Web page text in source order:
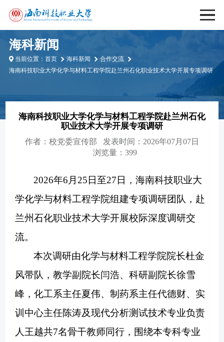
海科新闻
当前位置：首页 海科新闻
合作交流
海南科技职业大学化学与材料工程学院赴兰州石化职业技术大学开展专项调研
海南科技职业大学化学与材料工程学院赴兰州石化
职业技术大学开展专项调研
作者：校党委宣传部
发表时间：2026年07月07日
浏览量：399
2026年6月25日至27日，海南科技职业大
学化学与材料工程学院组建专项调研团队，赴
兰州石化职业技术大学开展校际深度调研交
流。
本次调研由化学与材料工程学院院长杜金
风带队，教学副院长闫浩、科研副院长徐雪
峰，化工系主任夏伟、制药系主任代德财、实
训中心主任陈涛及现代分析测试技术专业负责
人王越共7名骨干教师同行，围绕本专科专业